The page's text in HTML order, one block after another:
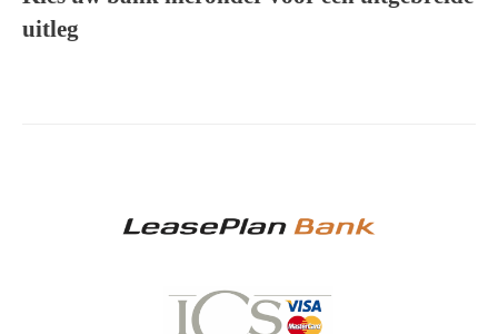
uitleg